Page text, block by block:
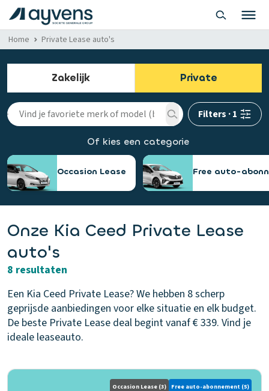
Home Private Lease auto's
Zakelijk Private
Filters ·1
Of kies een categorie
Occasion Lease Free auto-
Onze Kia Ceed Private Lease
auto's
8 resultaten
Een Kia Ceed Private Lease? We hebben 8 scherp
geprijsde aanbiedingen voor elke situatie en elk budget.
De beste Private Lease deal begint vanaf € 339. Vind je
ideale leaseauto.
Occasion Lease (3) Free auto-abonnement (5)